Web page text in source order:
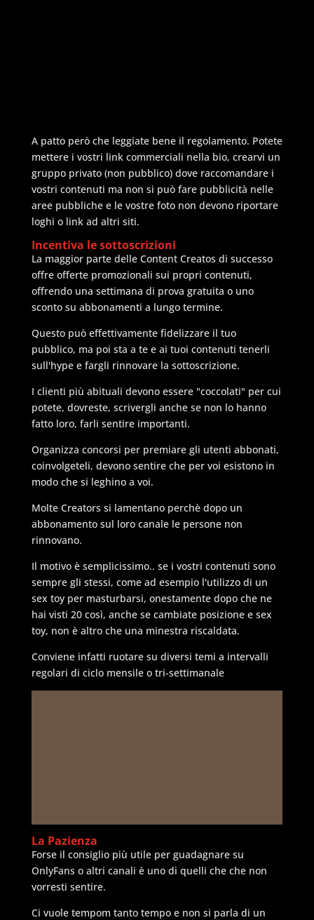
A patto però che leggiate bene il regolamento. Potete
mettere i vostri link commerciali nella bio, crearvi un
gruppo privato (non pubblico) dove raccomandare i
vostri contenuti ma non si può fare pubblicità nelle
aree pubbliche e le vostre foto non devono riportare
loghi o link ad altri siti.
Incentiva le sottoscrizioni
La maggior parte delle Content Creatos di successo
offre offerte promozionali sui propri contenuti,
offrendo una settimana di prova gratuita o uno
sconto su abbonamenti a lungo termine.
Questo può effettivamente fidelizzare il tuo
pubblico, ma poi sta a te e ai tuoi contenuti tenerli
sull'hype e fargli rinnovare la sottoscrizione.
I clienti più abituali devono essere "coccolati" per cui
potete, dovreste, scrivergli anche se non lo hanno
fatto loro, farli sentire importanti.
Organizza concorsi per premiare gli utenti abbonati,
coinvolgeteli, devono sentire che per voi esistono in
modo che si leghino a voi.
Molte Creators si lamentano perchè dopo un
abbonamento sul loro canale le persone non
rinnovano.
Il motivo è semplicissimo.. se i vostri contenuti sono
sempre gli stessi, come ad esempio l'utilizzo di un
sex toy per masturbarsi, onestamente dopo che ne
hai visti 20 così, anche se cambiate posizione e sex
toy, non è altro che una minestra riscaldata.
Conviene infatti ruotare su diversi temi a intervalli
regolari di ciclo mensile o tri-settimanale
La Pazienza
Forse il consiglio più utile per guadagnare su
OnlyFans o altri canali è uno di quelli che che non
vorresti sentire.
Ci vuole tempom tanto tempo e non si parla di un